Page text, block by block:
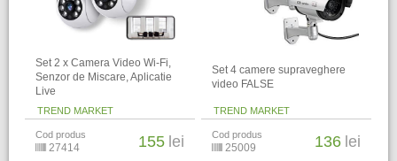
Set 2 x Camera Video Wi-Fi,
Senzor de Miscare, Aplicatie
Live
TREND MARKET
Cod produs
27414 155 lei
Set 4 camere supraveghere
video FALSE
TREND MARKET
Cod produs
25009 136 lei